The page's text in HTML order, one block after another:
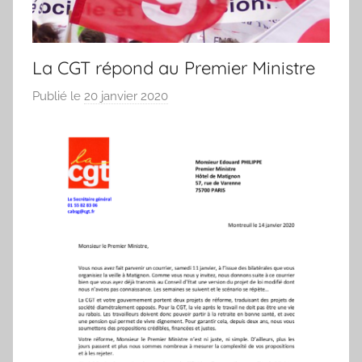
Ardennes
La CGT répond au Premier Ministre
Publié le 20 janvier 2020
d
i
c
a
t